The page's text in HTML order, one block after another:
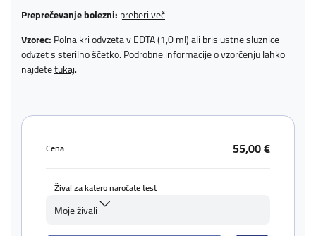
Preprečevanje bolezni:preberi več
Vzorec:Polna kri odvzeta v EDTA (1,0 ml) ali bris ustne sluznice
odvzet s sterilno ščetko. Podrobne informacije o vzorčenju lahko
najdetetukaj.
Cena: 55,00 €
Žival za katero naročate test
Moje živali